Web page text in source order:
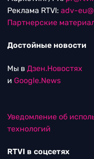
Реклама RTVI: adv-
Партнерские
Достойные новости
Мы в Дзен.Новостях
и Google.News
Уведомление об
технологий
RTVI в соцсетях